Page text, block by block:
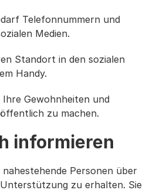
Telefonnummern und
Medien.
Standort in den sozialen
Handy.
Ihre Gewohnheiten und
zu machen.
informieren
Personen über
zu erhalten. Sie